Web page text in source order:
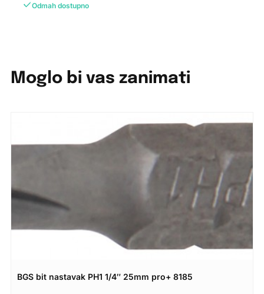
Odmah dostupno
Moglo bi vas zanimati
BGS bit nastavak PH1 1/4″ 25mm pro+ 8185